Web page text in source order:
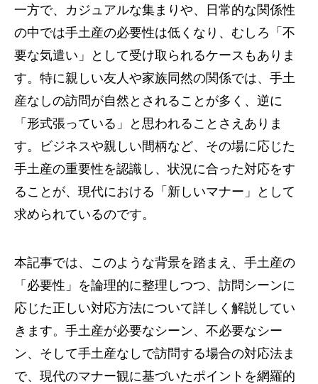
一方で、カジュアルな集まりや、日常的な関係性
の中では手土産の必要性は低くなり、むしろ「不
要な気遣い」として受け取られるケースもありま
す。特に親しい友人や家族同然の関係では、手土
産なしの訪問が自然とされることが多く、逆に
「形式張っている」と思われることさえありま
す。ビジネスや親しい間柄など、その場に応じた
手土産の重要性を認識し、状況に合った対応をす
ることが、現代における「新しいマナー」として
求められているのです。
本記事では、このような背景を踏まえ、手土産の
「必要性」を論理的に整理しつつ、訪問シーンに
応じた正しい対応方法について詳しく解説してい
きます。手土産が必要なシーン、不必要なシー
ン、そして手土産なしで訪問する場合の対応法ま
で、現代のマナー観に基づいたポイントを網羅的